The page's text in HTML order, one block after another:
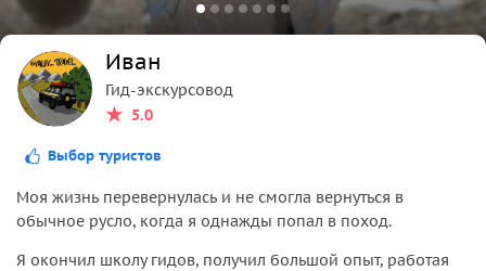
Иван
Гид-экскурсовод
5.0
Выбор туристов
Моя жизнь перевернулась и не смогла вернуться в
обычное русло, когда я однажды попал в поход.
Я окончил школу гидов, получил большой опыт, работая